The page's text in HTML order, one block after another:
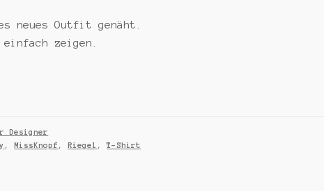
neues Outfit genäht.
zeigen.
Designer
, MissKnopf , Riegel ,T-Shirt